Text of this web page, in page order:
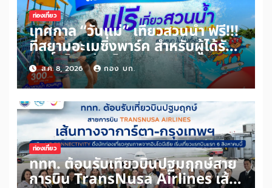
ท่องเที่ยว
เทศกาล “วันแม่” เที่ยวสวนน้ำ ฟรี!!!
ที่สยามอะเมซิ่งพาร์ค สำหรับผู้ได้รับ
สิทธิ์ “ไทยช่วยไทยพลัส” และผู้ถือ
“บัตรสวัสดิการแห่งรัฐ” เพิ่มเพียง
100 บาท สนุกได้ทั้งสวนน้ำและสวน
สนุกไม่อั้นตลอดวัน
ส.ค. 8, 2026 กอง บก.
ท่องเที่ยว
ททท. ต้อนรับเที่ยวบินปฐมฤกษ์สาย
การบิน TransNusa Airlines เส้น